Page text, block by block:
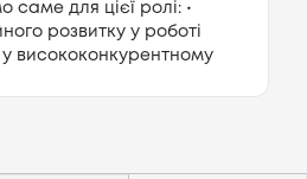
для цієї ролі: •
розвитку у роботі
висококонкурентному
і бачити результат